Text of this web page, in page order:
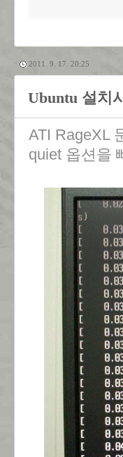
2011. 9. 17. 20:25
Ubuntu 설치
ATI RageXL
quiet 옵션을